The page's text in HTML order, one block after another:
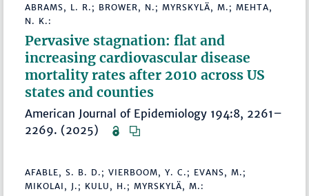
ABRAMS, L. R.; BROWER, N.; MYRSKYLÄ, M.; MEHTA,
N. K.:
Pervasive stagnation: flat and
increasing cardiovascular disease
mortality rates after 2010 across US
states and counties
American Journal of Epidemiology 194:8, 2261–
2269. (2025)
AFABLE, S. B. D.; VIERBOOM, Y. C.; EVANS, M.;
MIKOLAI, J.; KULU, H.; MYRSKYLÄ, M.: